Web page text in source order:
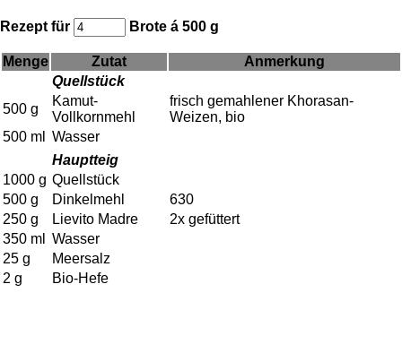
Rezept für Brote á 500 g
Menge Zutat
Anmerkung
Quellstück
500 g
Kamut-
Vollkornmehl
frisch gemahlener Khorasan-
Weizen, bio
500 ml
Wasser
Hauptteig
1000 g Quellstück
500 g Dinkelmehl
630
250 g Lievito Madre
2x gefüttert
350 ml
Wasser
25 g
Meersalz
2 g Bio-Hefe